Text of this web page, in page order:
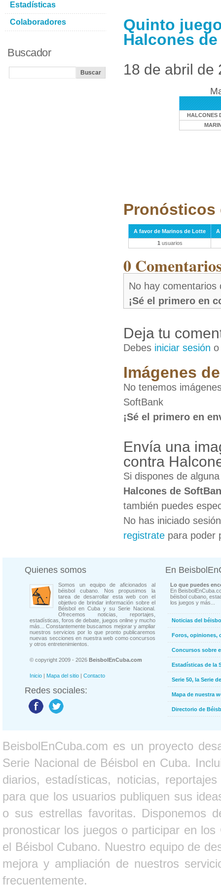
Quinto
Halcones
18 de abril de
HALCONES
Pronósticos
A favor de Marinos de Lotte
A
1 usuarios
0
No hay comentarios
¡Sé el primero en
Deja tu
Debes iniciar sesión
Imágenes
No tenemos
SoftBank
¡Sé el primero en
Envía una
contra
Si dispones de
Halcones de
también puedes
No has iniciado
registrate para poder
Estadísticas
Colaboradores
Buscador
Quienes somos
Somos un equipo de aficionados al
béisbol cubano. Nos propusimos la
tarea de desarrollar esta web con el
objetivo de brindar información sobre el
Béisbol en Cuba y su Serie Nacional.
Ofrecemos noticias, reportajes,
estadísticas, foros de debate, juegos online y mucho
más... Constantemente buscamos mejorar y ampliar
nuestros servicios por lo que pronto publicaremos
nuevas secciones en nuestra web como concursos
y otros entretenimientos.
© copyright 2009 - 2026 BeisbolEnCuba.com
Inicio | Mapa del sitio | Contacto
Redes sociales:
En
Lo que puedes
En
béisbol cubano,
los juegos y más...
Noticias del
Foros, opiniones,
Concursos sobre
Estadísticas de la
Serie 50, la Serie
Mapa de nuestra
Directorio de
BeisbolEnCuba.com es un proyecto
Serie Nacional de Béisbol en Cuba.
diarios, estadísticas, noticias,
para que los usuarios publiquen sus
o sus estrellas favoritas. Disponemos
pronosticar los juegos o participar en
el Béisbol Cubano. Nuestro equipo de
mejora y ampliación de nuestros
frecuentemente.